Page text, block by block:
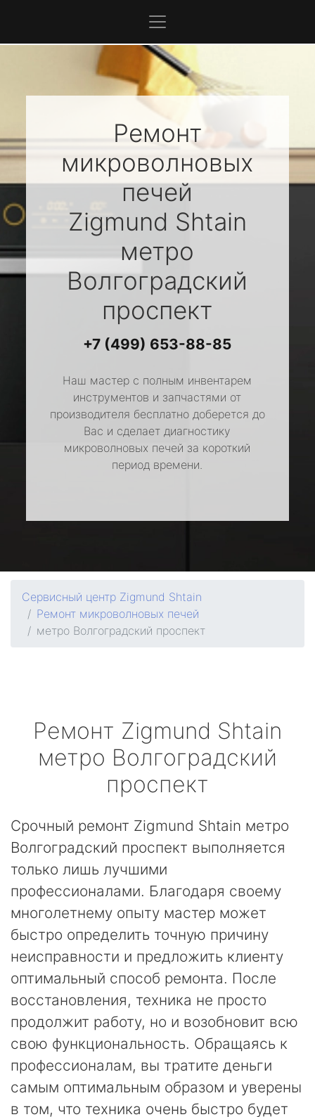
Ремонт
микроволновых
печей
Zigmund Shtain
метро
Волгоградский
проспект
+7 (499) 653-88-85
Наш мастер с полным инвентарем
инструментов и запчастями от
производителя бесплатно доберется до
Вас и сделает диагностику
микроволновых печей за короткий
период времени.
Сервисный центр Zigmund Shtain
Ремонт микроволновых печей
метро Волгоградский проспект
Ремонт Zigmund Shtain
метро Волгоградский
проспект
Срочный ремонт Zigmund Shtain метро
Волгоградский проспект выполняется
только лишь лучшими
профессионалами. Благодаря своему
многолетнему опыту мастер может
быстро определить точную причину
неисправности и предложить клиенту
оптимальный способ ремонта. После
восстановления, техника не просто
продолжит работу, но и возобновит всю
свою функциональность. Обращаясь к
профессионалам, вы тратите деньги
самым оптимальным образом и уверены
в том, что техника очень быстро будет